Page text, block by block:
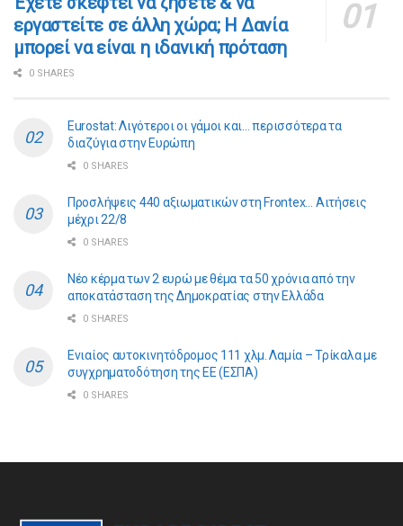
εργαστείτε σε άλλη χώρα; Η Δανία
μπορεί να είναι η ιδανική πρόταση
0 SHARES
Eurostat: Λιγότεροι οι γάμοι και… περισσότερα τα
διαζύγια στην Ευρώπη
0 SHARES
Προσλήψεις 440 αξιωματικών στη Frontex… Αιτήσεις
μέχρι 22/8
0 SHARES
Νέο κέρμα των 2 ευρώ με θέμα τα 50 χρόνια από την
αποκατάσταση της Δημοκρατίας στην Ελλάδα
0 SHARES
Ενιαίος αυτοκινητόδρομος 111 χλμ. Λαμία – Τρίκαλα με
συγχρηματοδότηση της ΕE (ΕΣΠΑ)
0 SHARES